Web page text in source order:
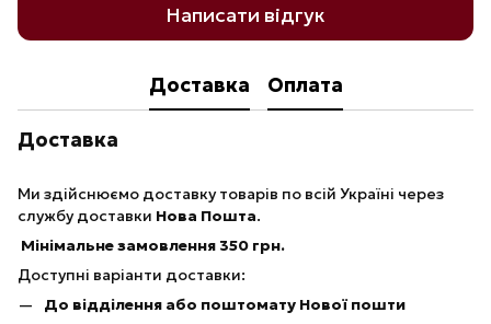
Написати відгук
Доставка Оплата
Доставка
Ми здійснюємо доставку товарів по всій Україні через
службу доставки Нова Пошта.
Мінімальне замовлення 350 грн.
Доступні варіанти доставки:
До відділення або поштомату Нової пошти